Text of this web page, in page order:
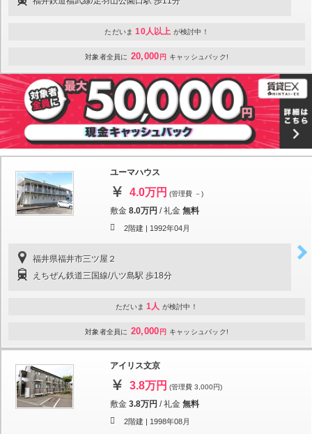
ただいま 10人以上 が検討中！
対象者全員に 20,000 円 キャッシュバック!
ユーマハウス
4.0万円 (管理費 －)
敷金 8.0万円 /礼金 無料
2階建 | 1992年04月
福井県福井市三ツ屋２
えちぜん鉄道三国線/八ツ島駅 歩18分
ただいま 1人 が検討中！
対象者全員に 20,000 円 キャッシュバック!
アイリス文京
3.8万円 (管理費 3,000円)
敷金 3.8万円 /礼金 無料
2階建 | 1998年08月